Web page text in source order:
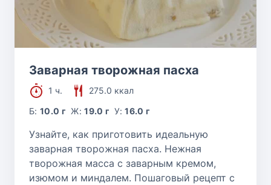
Заварная творожная пасха
1 ч.
275.0 ккал
Б:10.0 г Ж:19.0 г У:16.0 г
Узнайте, как приготовить идеальную
заварная творожная пасха. Нежная
творожная масса с заварным кремом,
изюмом и миндалем. Пошаговый рецепт с